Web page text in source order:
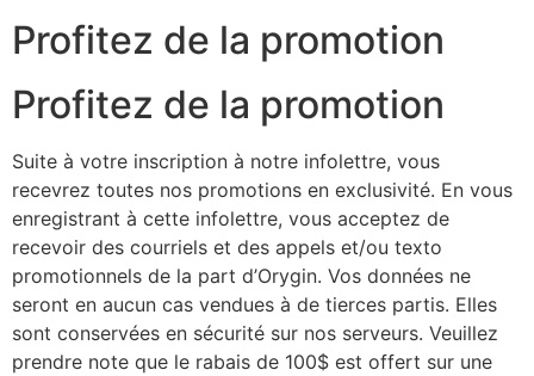
Profitez de la promotion
Profitez de la promotion
Suite à votre inscription à notre infolettre, vous
recevrez toutes nos promotions en exclusivité. En vous
enregistrant à cette infolettre, vous acceptez de
recevoir des courriels et des appels et/ou texto
promotionnels de la part d’Orygin. Vos données ne
seront en aucun cas vendues à de tierces partis. Elles
sont conservées en sécurité sur nos serveurs. Veuillez
prendre note que le rabais de 100$ est offert sur une